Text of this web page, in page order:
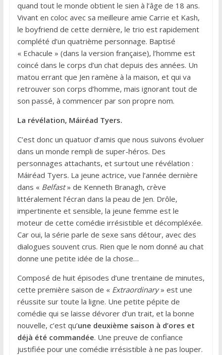
quand tout le monde obtient le sien à l’âge de 18 ans.
Vivant en coloc avec sa meilleure amie Carrie et Kash,
le boyfriend de cette dernière, le trio est rapidement
complété d’un quatrième personnage. Baptisé
« Echacule » (dans la version française), l’homme est
coincé dans le corps d’un chat depuis des années. Un
matou errant que Jen ramène à la maison, et qui va
retrouver son corps d’homme, mais ignorant tout de
son passé, à commencer par son propre nom.
La révélation, Máiréad Tyers.
C’est donc un quatuor d’amis que nous suivons évoluer
dans un monde rempli de super-héros. Des
personnages attachants, et surtout une révélation :
Máiréad Tyers. La jeune actrice, vue l’année dernière
dans « Belfast» de Kenneth Branagh, crève
littéralement l’écran dans la peau de Jen. Drôle,
impertinente et sensible, la jeune femme est le
moteur de cette comédie irrésistible et décompléxée.
Car oui, la série parle de sexe sans détour, avec des
dialogues souvent crus. Rien que le nom donné au chat
donne une petite idée de la chose…
Composé de huit épisodes d’une trentaine de minutes,
cette première saison de « Extraordinary» est une
réussite sur toute la ligne. Une petite pépite de
comédie qui se laisse dévorer d’un trait, et la bonne
nouvelle, c’est qu’une deuxième saison à d’ores et
déjà été commandée. Une preuve de confiance
justifiée pour une comédie irrésistible à ne pas louper.